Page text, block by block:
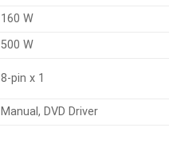
160 W
500 W
8-pin x 1
Manual, DVD Driver